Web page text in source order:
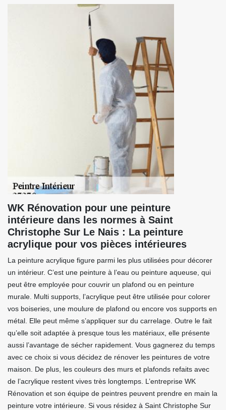
WK Rénovation pour une peinture
intérieure dans les normes à Saint
Christophe Sur Le Nais : La peinture
acrylique pour vos pièces intérieures
La peinture acrylique figure parmi les plus utilisées pour décorer
un intérieur. C’est une peinture à l’eau ou peinture aqueuse, qui
peut être employée pour couvrir un plafond ou en peinture
murale. Multi supports, l’acrylique peut être utilisée pour colorer
vos boiseries, une moulure de plafond ou encore vos supports en
métal. Elle peut même s’appliquer sur du carrelage. Outre le fait
qu’elle soit adaptée à presque tous les matériaux, elle présente
aussi l’avantage de sécher rapidement. Vous gagnerez du temps
avec ce choix si vous décidez de rénover les peintures de votre
maison. De plus, les couleurs des murs et plafonds refaits avec
de l’acrylique restent vives très longtemps. L’entreprise WK
Rénovation et son équipe de peintres peuvent prendre en main la
peinture votre intérieure. Si vous résidez à Saint Christophe Sur